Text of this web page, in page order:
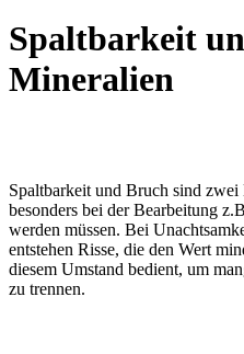
Spaltbarkeit
Mineralien
Spaltbarkeit und Bruch sind
besonders bei der Bearbeitung
werden müssen. Bei
entstehen Risse, die den Wert
diesem Umstand bedient, um
zu trennen.